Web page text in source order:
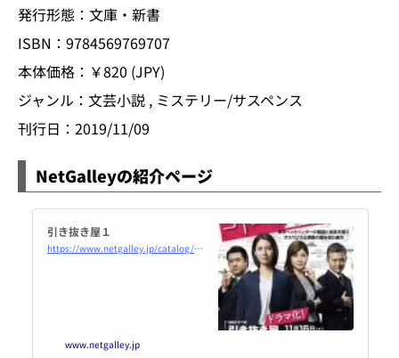
発行形態：文庫・新書
ISBN：9784569769707
本体価格：￥820 (JPY)
ジャンル：文芸小説 , ミステリー/サスペンス
刊行日：2019/11/09
NetGalleyの紹介ページ
引き抜き屋１
https://www.netgalley.jp/catalog/book/177417
www.netgalley.jp